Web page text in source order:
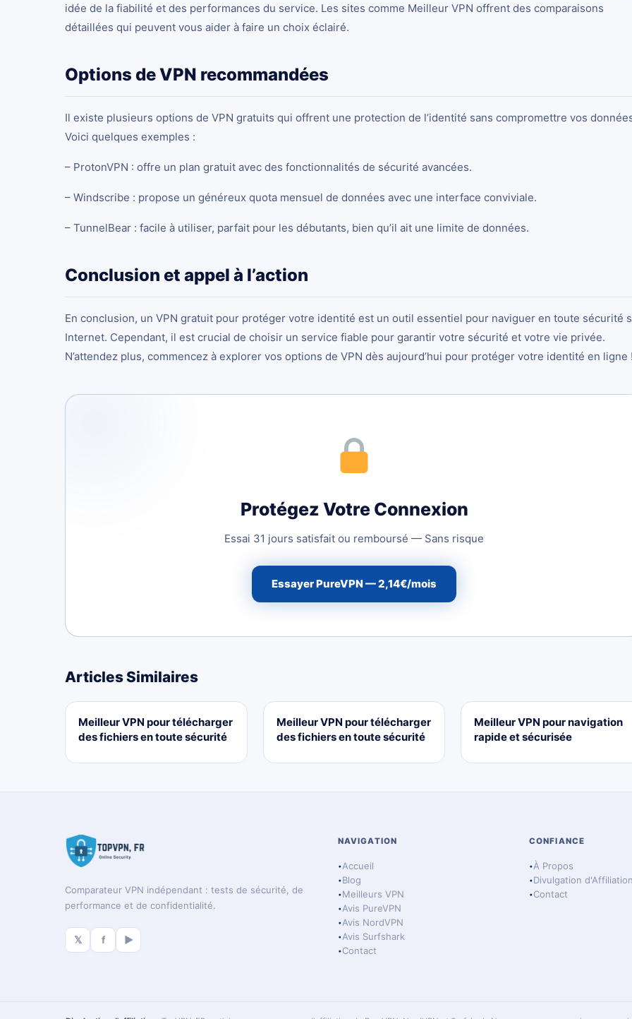
idée de la fiabilité et des performances du service. Les sites comme Meilleur VPN offrent des comparaisons
détaillées qui peuvent vous aider à faire un choix éclairé.
Options de VPN recommandées
Il existe plusieurs options de VPN gratuits qui offrent une protection de l’identité sans compromettre vos
Voici quelques exemples :
– ProtonVPN : offre un plan gratuit avec des fonctionnalités de sécurité avancées.
– Windscribe : propose un généreux quota mensuel de données avec une interface conviviale.
– TunnelBear : facile à utiliser, parfait pour les débutants, bien qu’il ait une limite de données.
Conclusion et appel à l’action
En conclusion, un VPN gratuit pour protéger votre identité est un outil essentiel pour naviguer en toute sécurité
Internet. Cependant, il est crucial de choisir un service fiable pour garantir votre sécurité et votre vie privée.
N’attendez plus, commencez à explorer vos options de VPN dès aujourd’hui pour protéger votre identité en ligne
Protégez Votre Connexion
Essai 31 jours satisfait ou remboursé — Sans risque
Essayer PureVPN — 2,14€/mois
Articles Similaires
Meilleur VPN pour télécharger
des fichiers en toute sécurité
Meilleur VPN pour télécharger
des fichiers en toute sécurité
Meilleur VPN pour navigation
rapide et sécurisée
Comparateur VPN indépendant : tests de sécurité, de
performance et de confidentialité.
𝕏 f ▶
NAVIGATION
Accueil
Blog
Meilleurs VPN
Avis PureVPN
Avis NordVPN
Avis Surfshark
Contact
CONFIANCE
À Propos
Divulgation
Contact